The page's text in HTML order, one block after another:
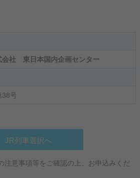
会社 東日本国内企画センター
38号
JR列車選択へ
注意事項等をご確認の上、お申込みくだ